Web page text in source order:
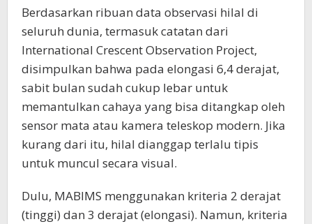
Berdasarkan ribuan data observasi hilal di
seluruh dunia, termasuk catatan dari
International Crescent Observation Project,
disimpulkan bahwa pada elongasi 6,4 derajat,
sabit bulan sudah cukup lebar untuk
memantulkan cahaya yang bisa ditangkap oleh
sensor mata atau kamera teleskop modern. Jika
kurang dari itu, hilal dianggap terlalu tipis
untuk muncul secara visual.
Dulu, MABIMS menggunakan kriteria 2 derajat
(tinggi) dan 3 derajat (elongasi). Namun, kriteria